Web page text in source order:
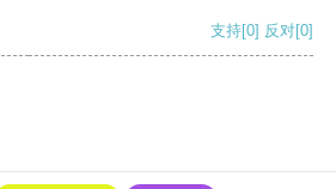
支持[0] 反对[0]